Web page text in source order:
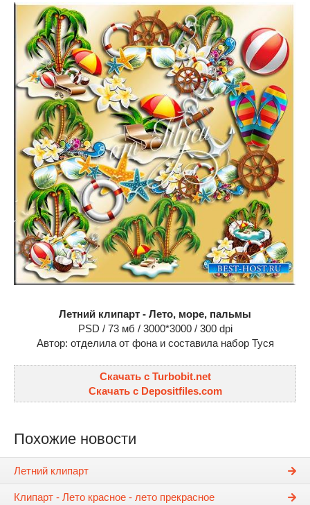
Летний клипарт - Лето, море, пальмы
PSD / 73 мб / 3000*3000 / 300 dpi
Автор: отделила от фона и составила набор Туся
Скачать с Turbobit.net
Скачать с Depositfiles.com
Похожие новости
Летний клипарт
Клипарт - Лето красное - лето прекрасное